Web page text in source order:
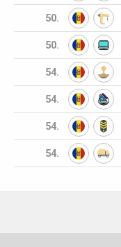
50.
50.
54.
54.
54.
54.